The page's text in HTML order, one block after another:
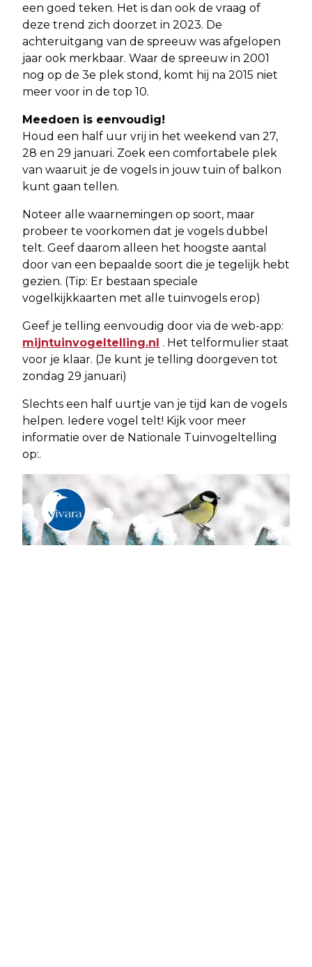
een goed teken. Het is dan ook de vraag of
deze trend zich doorzet in 2023. De
achteruitgang van de spreeuw was afgelopen
jaar ook merkbaar. Waar de spreeuw in 2001
nog op de 3e plek stond, komt hij na 2015 niet
meer voor in de top 10.
Meedoen is eenvoudig!
Houd een half uur vrij in het weekend van 27,
28 en 29 januari. Zoek een comfortabele plek
van waaruit je de vogels in jouw tuin of balkon
kunt gaan tellen.
Noteer alle waarnemingen op soort, maar
probeer te voorkomen dat je vogels dubbel
telt. Geef daarom alleen het hoogste aantal
door van een bepaalde soort die je tegelijk hebt
gezien. (Tip: Er bestaan speciale
vogelkijkkaarten met alle tuinvogels erop)
Geef je telling eenvoudig door via de web-app:
mijntuinvogeltelling.nl . Het telformulier staat
voor je klaar. (Je kunt je telling doorgeven tot
zondag 29 januari)
Slechts een half uurtje van je tijd kan de vogels
helpen. Iedere vogel telt! Kijk voor meer
informatie over de Nationale Tuinvogeltelling
op:.